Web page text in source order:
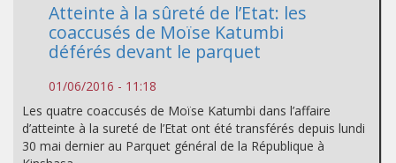
Atteinte à la sûreté de l’Etat: les
coaccusés de Moïse Katumbi
déférés devant le parquet
01/06/2016 - 11:18
Les quatre coaccusés de Moïse Katumbi dans l’affaire
d’atteinte à la sureté de l’Etat ont été transférés depuis lundi
30 mai dernier au Parquet général de la République à